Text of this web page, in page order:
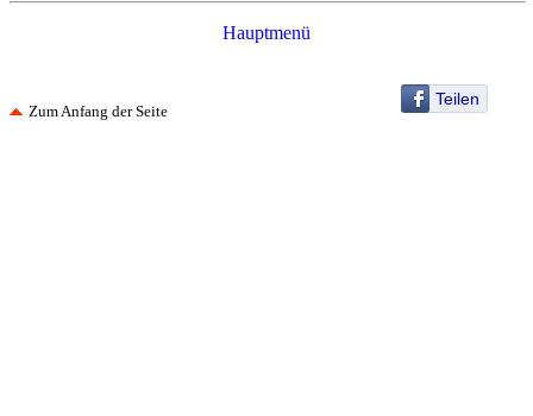
Hauptmenü
Teilen
Zum Anfang der Seite